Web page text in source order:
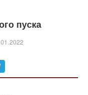
пуска